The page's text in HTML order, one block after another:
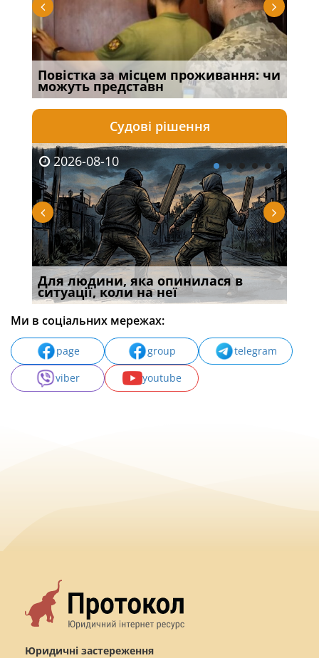
Повістка за місцем проживання: чи
можуть представн
Судові рішення
2026-08-10
Для людини, яка опинилася в
ситуації, коли на неї
Ми в соціальних мережах:
page group
telegram
viber
youtube
Юридичні застереження